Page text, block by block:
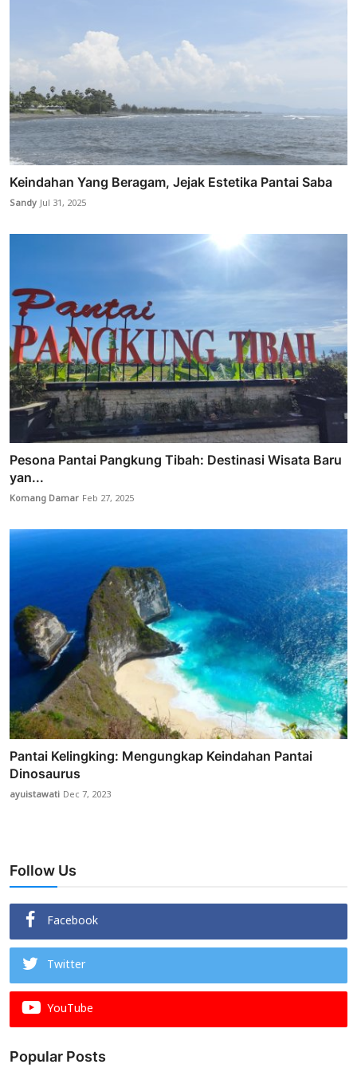
Keindahan Yang Beragam, Jejak Estetika Pantai Saba
SandyJul 31, 2025
Pesona Pantai Pangkung Tibah: Destinasi Wisata Baru
yan...
Komang Damar Feb 27, 2025
Pantai Kelingking: Mengungkap Keindahan Pantai
Dinosaurus
ayuistawati Dec 7, 2023
Follow Us
Facebook
Twitter
YouTube
Popular Posts